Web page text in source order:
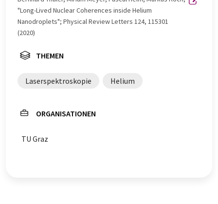
"Long-Lived Nuclear Coherences inside Helium
Nanodroplets"; Physical Review Letters 124, 115301
(2020)
THEMEN
Laserspektroskopie Helium
ORGANISATIONEN
TU Graz